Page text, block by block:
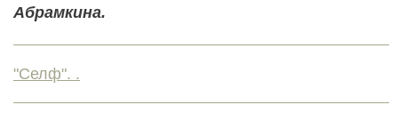
Абрамкина.
"Селф". .